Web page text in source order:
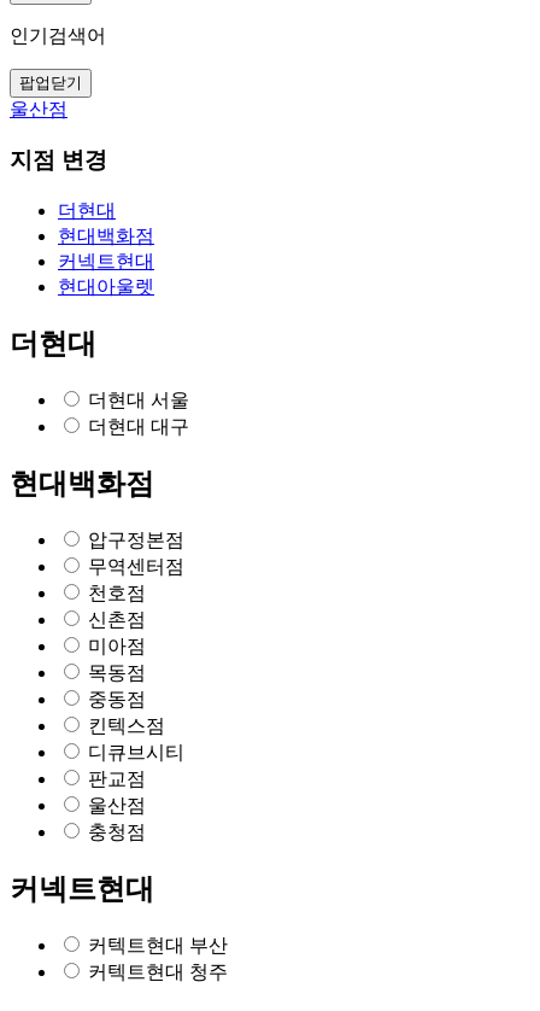
인기검색어
팝업닫기
울산점
지점 변경
더현대
현대백화점
커넥트현대
현대아울렛
더현대
더현대 서울
더현대 대구
현대백화점
압구정본점
무역센터점
천호점
신촌점
미아점
목동점
중동점
킨텍스점
디큐브시티
판교점
울산점
충청점
커넥트현대
커텍트현대 부산
커텍트현대 청주